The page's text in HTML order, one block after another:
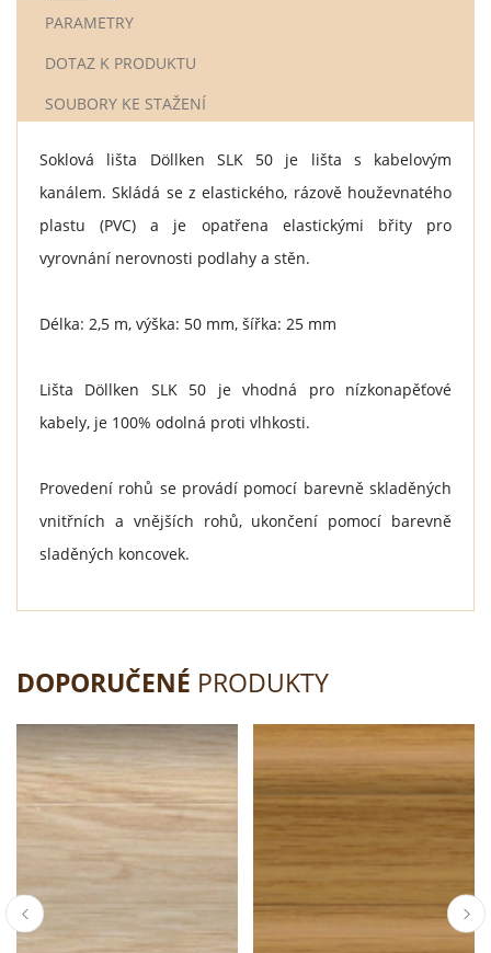
PARAMETRY
DOTAZ K PRODUKTU
SOUBORY KE STAŽENÍ
Soklová lišta Döllken SLK 50 je lišta s kabelovým
kanálem. Skládá se z elastického, rázově houževnatého
plastu (PVC) a je opatřena elastickými břity pro
vyrovnání nerovnosti podlahy a stěn.
Délka: 2,5 m, výška: 50 mm, šířka: 25 mm
Lišta Döllken SLK 50 je vhodná pro nízkonapěťové
kabely, je 100% odolná proti vlhkosti.
Provedení rohů se provádí pomocí barevně skladěných
vnitřních a vnějších rohů, ukončení pomocí barevně
sladěných koncovek.
DOPORUČENÉ PRODUKTY